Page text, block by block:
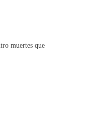
muertes que